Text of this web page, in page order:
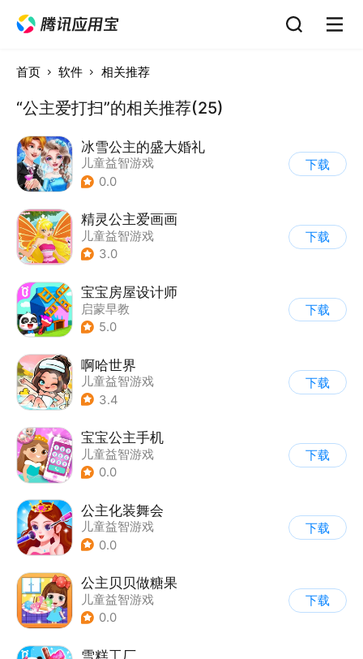
首页 软件 相关推荐
“公主爱打扫”的相关推荐(25)
冰雪公主的盛大婚礼
儿童益智游戏
0.0
下载
精灵公主爱画画
儿童益智游戏
3.0
下载
宝宝房屋设计师
启蒙早教
5.0
下载
啊哈世界
儿童益智游戏
3.4
下载
宝宝公主手机
儿童益智游戏
0.0
下载
公主化装舞会
儿童益智游戏
0.0
下载
公主贝贝做糖果
儿童益智游戏
0.0
下载
雪糕工厂